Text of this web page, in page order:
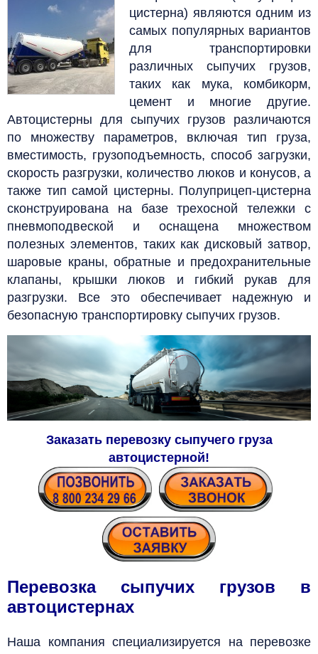
цистерна) являются одним из
самых популярных вариантов
для транспортировки
различных сыпучих грузов,
таких как мука, комбикорм,
цемент и многие другие.
Автоцистерны для сыпучих грузов различаются
по множеству параметров, включая тип груза,
вместимость, грузоподъемность, способ загрузки,
скорость разгрузки, количество люков и конусов, а
также тип самой цистерны. Полуприцеп-цистерна
сконструирована на базе трехосной тележки с
пневмоподвеской и оснащена множеством
полезных элементов, таких как дисковый затвор,
шаровые краны, обратные и предохранительные
клапаны, крышки люков и гибкий рукав для
разгрузки. Все это обеспечивает надежную и
безопасную транспортировку сыпучих грузов.
Заказать перевозку сыпучего груза
автоцистерной!
Перевозка сыпучих грузов в
автоцистернах
Наша компания специализируется на перевозке